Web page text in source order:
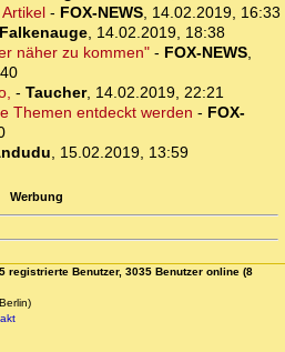
- FOX-NEWS, 14.02.2019, 16:33
Falkenauge, 14.02.2019, 18:38
näher zu kommen"- FOX-NEWS,
- Taucher, 14.02.2019, 22:21
Themen entdeckt werden - FOX-
, 15.02.2019, 13:59
Werbung
registrierte Benutzer, 3035 Benutzer online (8